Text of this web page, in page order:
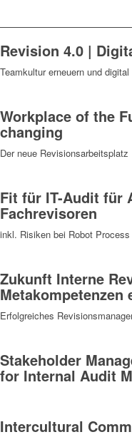
Revision 4.0 |
Teamkultur erneuern und
Workplace of the
changing
Der neue Revisionsarbeitsplatz
Fit für IT-Audit für
Fachrevisoren
inkl. Risiken bei Robot
Zukunft Interne
Erfolgreiches
Stakeholder
for Internal Audit
Intercultural